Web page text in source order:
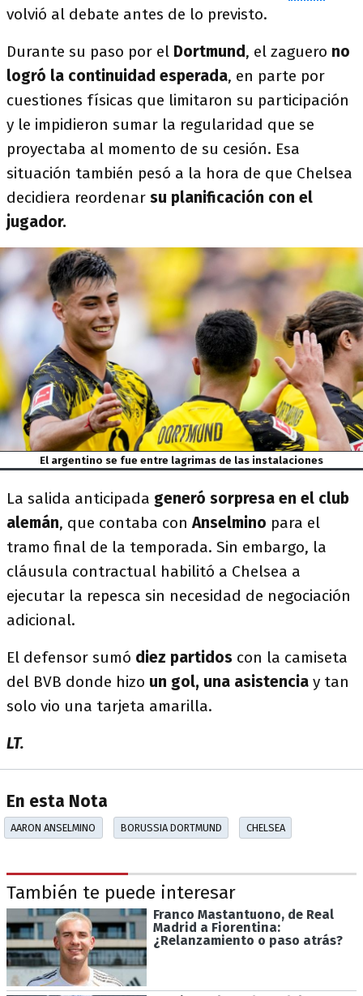
volvió al debate antes de lo previsto.
Durante su paso por el Dortmund, el zaguero no
logró la continuidad esperada, en parte por
cuestiones físicas que limitaron su participación
y le impidieron sumar la regularidad que se
proyectaba al momento de su cesión. Esa
situación también pesó a la hora de que Chelsea
decidiera reordenar su planificación con el
jugador.
El argentino se fue entre lagrimas de las instalaciones
La salida anticipada generó sorpresa en el club
alemán, que contaba conAnselmino para el
tramo final de la temporada. Sin embargo, la
cláusula contractual habilitó a Chelsea a
ejecutar la repesca sin necesidad de negociación
adicional.
El defensor sumó diez partidos con la camiseta
del BVB donde hizo un gol, una asistencia y tan
solo vio una tarjeta amarilla.
LT.
En esta Nota
AARON ANSELMINO BORUSSIA DORTMUND CHELSEA
También te puede interesar
Franco Mastantuono, de Real
Madrid a Fiorentina:
¿Relanzamiento o paso atrás?